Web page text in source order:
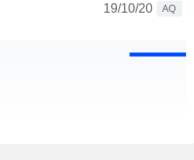
19/10/20
AQ